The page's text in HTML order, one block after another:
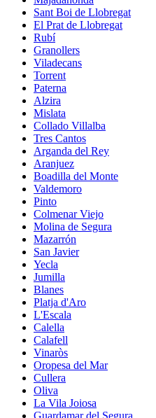
Sant Boi de Llobregat
El Prat de Llobregat
Rubí
Granollers
Viladecans
Torrent
Paterna
Alzira
Mislata
Collado Villalba
Tres Cantos
Arganda del Rey
Aranjuez
Boadilla del Monte
Valdemoro
Pinto
Colmenar Viejo
Molina de Segura
Mazarrón
San Javier
Yecla
Jumilla
Blanes
Platja d'Aro
L'Escala
Calella
Calafell
Vinaròs
Oropesa del Mar
Cullera
Oliva
La Vila Joiosa
Guardamar del Segura